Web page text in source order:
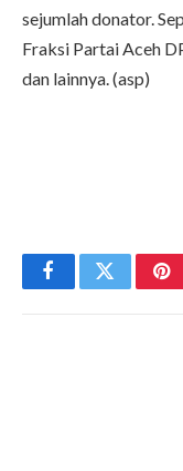
sejumlah donator.
Fraksi Partai Aceh
dan lainnya. (asp)
FacebookTwitter